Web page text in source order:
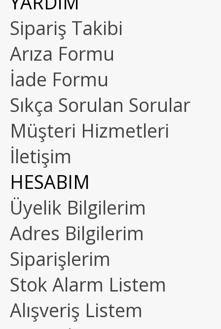
Sipariş Takibi
Arıza Formu
İade Formu
Sıkça Sorulan Sorular
Müşteri Hizmetleri
İletişim
HESABIM
Üyelik Bilgilerim
Adres Bilgilerim
Siparişlerim
Stok Alarm Listem
Alışveriş Listem